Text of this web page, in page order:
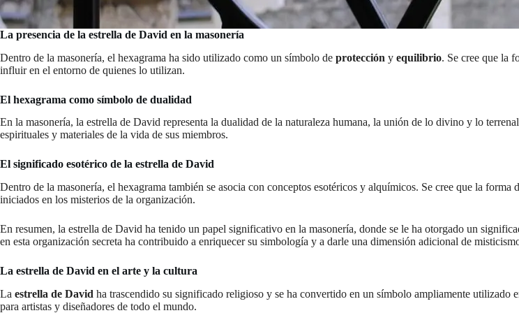
La presencia de la estrella de David en la masonería
Dentro de la masonería, el hexagrama ha sido utilizado como un símbolo de protección y equilibrio. Se cree que la
influir en el entorno de quienes lo utilizan.
El hexagrama como símbolo de dualidad
En la masonería, la estrella de David representa la dualidad de la naturaleza humana, la unión de lo divino y lo
espirituales y materiales de la vida de sus miembros.
El significado esotérico de la estrella de David
Dentro de la masonería, el hexagrama también se asocia con conceptos esotéricos y alquímicos. Se cree que la
iniciados en los misterios de la organización.
En resumen, la estrella de David ha tenido un papel significativo en la masonería, donde se le ha otorgado un
en esta organización secreta ha contribuido a enriquecer su simbología y a darle una dimensión adicional de
La estrella de David en el arte y la cultura
La estrella de David ha trascendido su significado religioso y se ha convertido en un símbolo ampliamente utilizado
para artistas y diseñadores de todo el mundo.